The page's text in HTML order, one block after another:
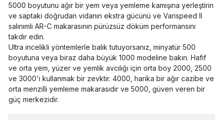
5000 boyutunu ağır bir yem veya yemleme kamışına yerleştirin
ve saptaki doğrudan vidanın ekstra gücünü ve Varispeed II
salınımlı AR-C makarasının pürüzsüz döküm performansını
takdir edin.
Ultra incelikli yöntemlerle balık tutuyorsanız, minyatür 500
boyutuna veya biraz daha büyük 1000 modeline bakın. Hafif
ve orta yem, yüzer ve yemlik avcılığı için orta boy 2000, 2500
ve 3000'i kullanmak bir zevktir. 4000, harika bir ağır cazibe ve
orta menzilli yemleme makarasıdır ve 5000, güven veren bir
güç merkezidir.